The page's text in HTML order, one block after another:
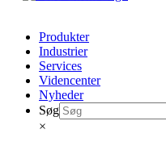
Produkter
Industrier
Services
Videncenter
Nyheder
Søg
×